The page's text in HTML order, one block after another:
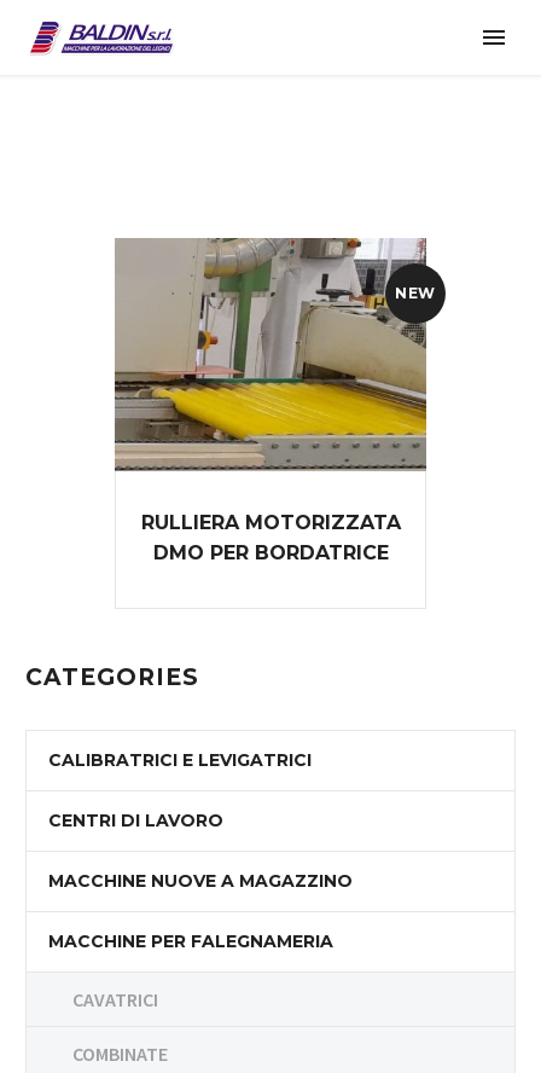
NEW
RULLIERA MOTORIZZATA
DMO PER BORDATRICE
CATEGORIES
CALIBRATRICI E LEVIGATRICI
CENTRI DI LAVORO
MACCHINE NUOVE A MAGAZZINO
MACCHINE PER FALEGNAMERIA
CAVATRICI
COMBINATE